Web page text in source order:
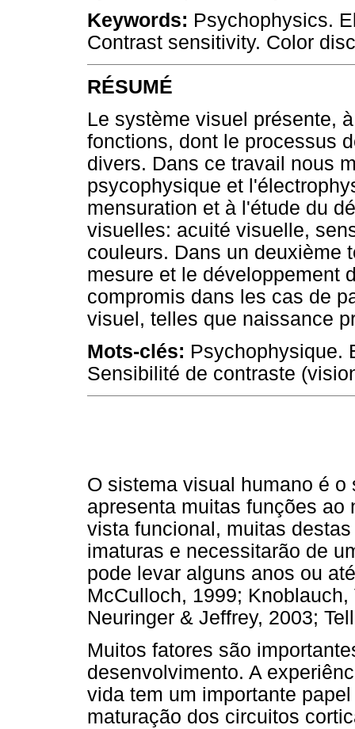
Keywords: Psychophysics.
Contrast sensitivity. Color
RÉSUMÉ
Le système visuel présente,
fonctions, dont le processus
divers. Dans ce travail nous
psycophysique et
mensuration et à l'étude du
visuelles: acuité visuelle,
couleurs. Dans un deuxième
mesure et le développement
compromis dans les cas de
visuel, telles que naissance
Mots-clés: Psychophysique.
Sensibilité de contraste
O sistema visual humano é
apresenta muitas funções ao
vista funcional, muitas
imaturas e necessitarão de
pode levar alguns anos ou
McCulloch, 1999;
Neuringer & Jeffrey, 2003;
Muitos fatores são
desenvolvimento. A
vida tem um importante
maturação dos circuitos